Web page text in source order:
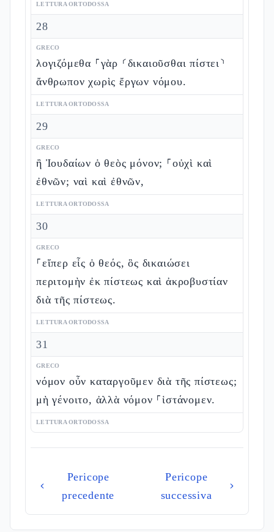
LETTURA ORTODOSSA
28
GRECO
λογιζόμεθα ⸀γὰρ ⸂δικαιοῦσθαι πίστει⸃
ἄνθρωπον χωρὶς ἔργων νόμου.
LETTURA ORTODOSSA
29
GRECO
ἢ Ἰουδαίων ὁ θεὸς μόνον; ⸀οὐχὶ καὶ
ἐθνῶν; ναὶ καὶ ἐθνῶν,
LETTURA ORTODOSSA
30
GRECO
⸀εἴπερ εἷς ὁ θεός, ὃς δικαιώσει
περιτομὴν ἐκ πίστεως καὶ ἀκροβυστίαν
διὰ τῆς πίστεως.
LETTURA ORTODOSSA
31
GRECO
νόμον οὖν καταργοῦμεν διὰ τῆς πίστεως;
μὴ γένοιτο, ἀλλὰ νόμον ⸀ἱστάνομεν.
LETTURA ORTODOSSA
Pericope
precedente
Pericope
successiva